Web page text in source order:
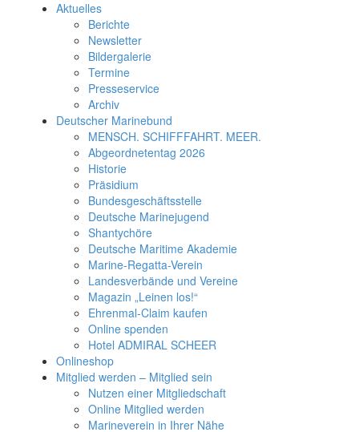
Aktuelles
Berichte
Newsletter
Bildergalerie
Termine
Presseservice
Archiv
Deutscher Marinebund
MENSCH. SCHIFFFAHRT. MEER.
Abgeordnetentag 2026
Historie
Präsidium
Bundesgeschäftsstelle
Deutsche Marinejugend
Shantychöre
Deutsche Maritime Akademie
Marine-Regatta-Verein
Landesverbände und Vereine
Magazin „Leinen los!“
Ehrenmal-Claim kaufen
Online spenden
Hotel ADMIRAL SCHEER
Onlineshop
Mitglied werden – Mitglied sein
Nutzen einer Mitgliedschaft
Online Mitglied werden
Marineverein in Ihrer Nähe